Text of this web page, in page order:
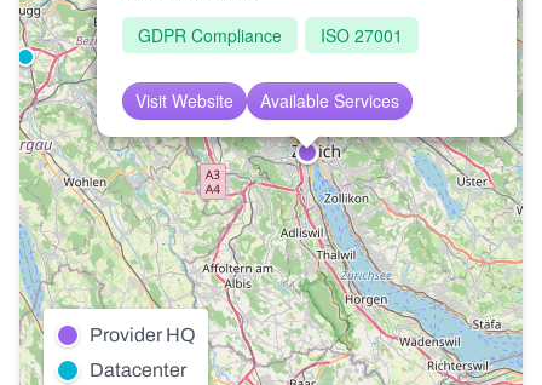
GDPR Compliance ISO 27001
Visit Website Available Services
Provider HQ
Datacenter